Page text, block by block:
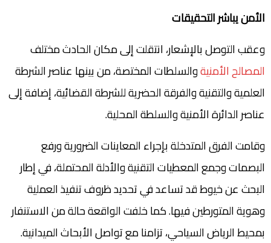
الأمن يباشر التحقيقات
وعقب التوصل بالإشعار، انتقلت إلى مكان الحادث مختلف
المصالح الأمنيةوالسلطات المختصة، من بينها عناصر الشرطة
العلمية والتقنية والفرقة الحضرية للشرطة القضائية، إضافة إلى
عناصر الدائرة الأمنية والسلطة المحلية.
وقامت الفرق المتدخلة بإجراء المعاينات الضرورية ورفع
البصمات وجمع المعطيات التقنية والأدلة المحتملة، في إطار
البحث عن خيوط قد تساعد في تحديد ظروف تنفيذ العملية
وهوية المتورطين فيها. كما خلفت الواقعة حالة من الاستنفار
بمحيط الرياض السياحي، تزامنا مع تواصل الأبحاث الميدانية.